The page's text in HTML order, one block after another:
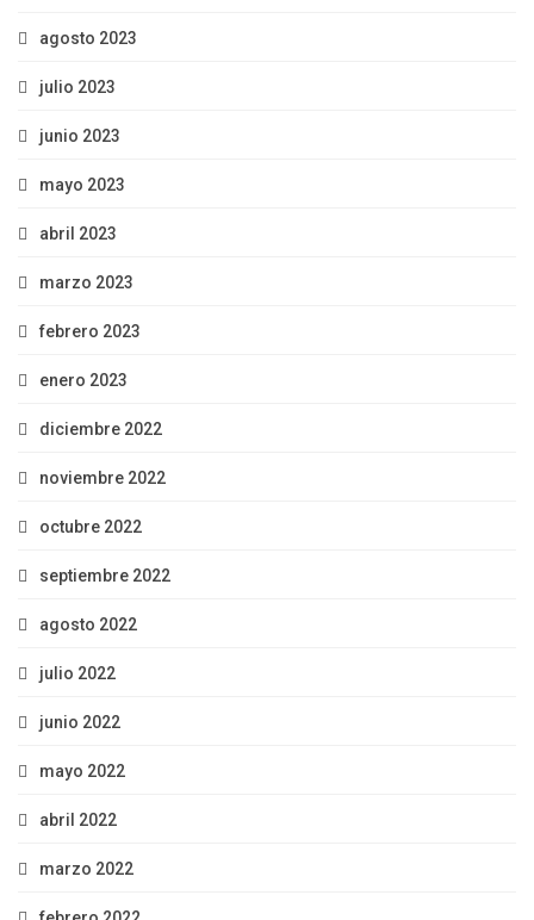
agosto 2023
julio 2023
junio 2023
mayo 2023
abril 2023
marzo 2023
febrero 2023
enero 2023
diciembre 2022
noviembre 2022
octubre 2022
septiembre 2022
agosto 2022
julio 2022
junio 2022
mayo 2022
abril 2022
marzo 2022